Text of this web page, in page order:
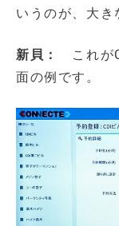
いうのが、大き
新貝： これ
面の例です。